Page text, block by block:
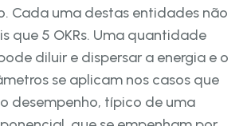
Cada uma destas entidades não
que 5 OKRs. Uma quantidade
diluir e dispersar a energia e o
se aplicam nos casos que
desempenho, típico de uma